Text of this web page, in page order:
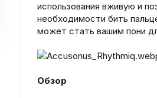
использования вживую и
необходимости бить
может стать вашим пони
Обзор